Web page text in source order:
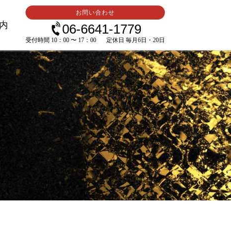
お問い合わせ
06-6641-1779
受付時間 10：00 〜 17：00 定休日 毎月6日・20日